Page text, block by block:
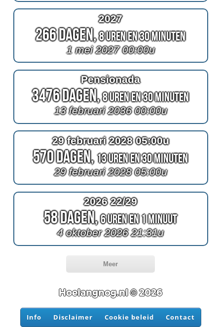
2027
266 Dagen,8 Uren en 30 Minuten
1 mei 2027 00:00u
Pensionada
3476 Dagen,8 Uren en 30 Minuten
13 februari 2036 00:00u
29 februari 2028 05:00u
570 Dagen,13 Uren en 30 Minuten
29 februari 2028 05:00u
2026 22/29
58 Dagen,6 Uren en 1 Minuut
4 oktober 2026 21:31u
Meer
Hoelangnog.nl © 2026
Info Disclaimer Cookie beleid Contact